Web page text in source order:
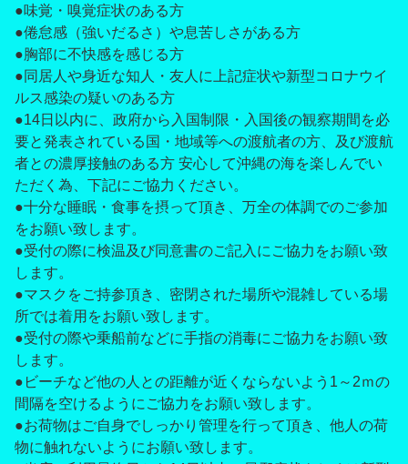
●味覚・嗅覚症状のある方
●倦怠感（強いだるさ）や息苦しさがある方
●胸部に不快感を感じる方
●同居人や身近な知人・友人に上記症状や新型コロナウイ
ルス感染の疑いのある方
●14日以内に、政府から入国制限・入国後の観察期間を必
要と発表されている国・地域等への渡航者の方、及び渡航
者との濃厚接触のある方 安心して沖縄の海を楽しんでい
ただく為、下記にご協力ください。
●十分な睡眠・食事を摂って頂き、万全の体調でのご参加
をお願い致します。
●受付の際に検温及び同意書のご記入にご協力をお願い致
します。
●マスクをご持参頂き、密閉された場所や混雑している場
所では着用をお願い致します。
●受付の際や乗船前などに手指の消毒にご協力をお願い致
します。
●ビーチなど他の人との距離が近くならないよう1～2ｍの
間隔を空けるようにご協力をお願い致します。
●お荷物はご自身でしっかり管理を行って頂き、他人の荷
物に触れないようにお願い致します。